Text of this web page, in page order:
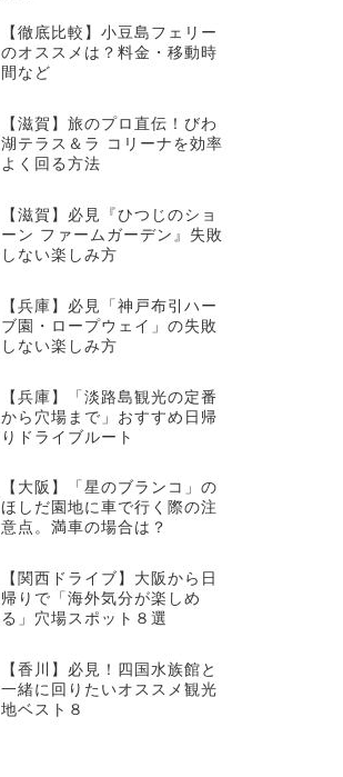
【徹底比較】小豆島フェリー
のオススメは？料金・移動時
間など
【滋賀】旅のプロ直伝！びわ
湖テラス＆ラ コリーナを効率
よく回る方法
【滋賀】必見『ひつじのショ
ーン ファームガーデン』失敗
しない楽しみ方
【兵庫】必見「神戸布引ハー
ブ園・ロープウェイ」の失敗
しない楽しみ方
【兵庫】「淡路島観光の定番
から穴場まで」おすすめ日帰
りドライブルート
【大阪】「星のブランコ」の
ほしだ園地に車で行く際の注
意点。満車の場合は？
【関西ドライブ】大阪から日
帰りで「海外気分が楽しめ
る」穴場スポット８選
【香川】必見！四国水族館と
一緒に回りたいオススメ観光
地ベスト８